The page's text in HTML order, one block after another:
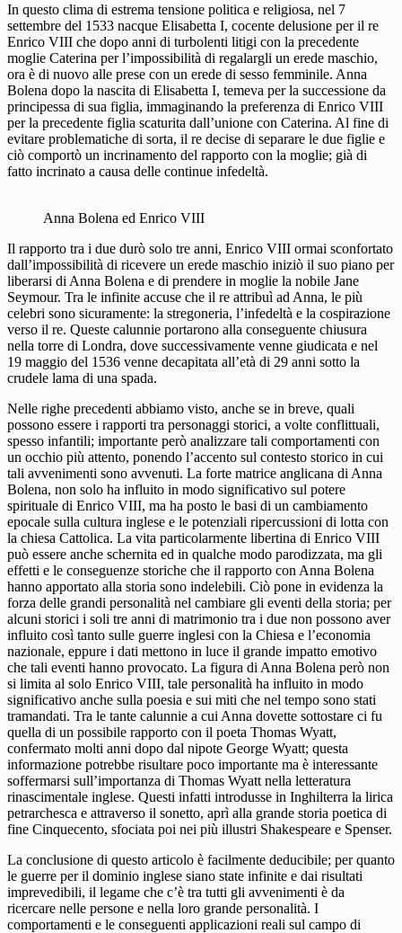
In questo clima di estrema tensione politica e religiosa, nel 7
settembre del 1533 nacque Elisabetta I, cocente delusione per il re
Enrico VIII che dopo anni di turbolenti litigi con la precedente
moglie Caterina per l’impossibilità di regalargli un erede maschio,
ora è di nuovo alle prese con un erede di sesso femminile. Anna
Bolena dopo la nascita di Elisabetta I, temeva per la successione da
principessa di sua figlia, immaginando la preferenza di Enrico VIII
per la precedente figlia scaturita dall’unione con Caterina. Al fine di
evitare problematiche di sorta, il re decise di separare le due figlie e
ciò comportò un incrinamento del rapporto con la moglie; già di
fatto incrinato a causa delle continue infedeltà.
Anna Bolena ed Enrico VIII
Il rapporto tra i due durò solo tre anni, Enrico VIII ormai sconfortato
dall’impossibilità di ricevere un erede maschio iniziò il suo piano per
liberarsi di Anna Bolena e di prendere in moglie la nobile Jane
Seymour. Tra le infinite accuse che il re attribuì ad Anna, le più
celebri sono sicuramente: la stregoneria, l’infedeltà e la cospirazione
verso il re. Queste calunnie portarono alla conseguente chiusura
nella torre di Londra, dove successivamente venne giudicata e nel
19 maggio del 1536 venne decapitata all’età di 29 anni sotto la
crudele lama di una spada.
Nelle righe precedenti abbiamo visto, anche se in breve, quali
possono essere i rapporti tra personaggi storici, a volte conflittuali,
spesso infantili; importante però analizzare tali comportamenti con
un occhio più attento, ponendo l’accento sul contesto storico in cui
tali avvenimenti sono avvenuti. La forte matrice anglicana di Anna
Bolena, non solo ha influito in modo significativo sul potere
spirituale di Enrico VIII, ma ha posto le basi di un cambiamento
epocale sulla cultura inglese e le potenziali ripercussioni di lotta con
la chiesa Cattolica. La vita particolarmente libertina di Enrico VIII
può essere anche schernita ed in qualche modo parodizzata, ma gli
effetti e le conseguenze storiche che il rapporto con Anna Bolena
hanno apportato alla storia sono indelebili. Ciò pone in evidenza la
forza delle grandi personalità nel cambiare gli eventi della storia; per
alcuni storici i soli tre anni di matrimonio tra i due non possono aver
influito così tanto sulle guerre inglesi con la Chiesa e l’economia
nazionale, eppure i dati mettono in luce il grande impatto emotivo
che tali eventi hanno provocato. La figura di Anna Bolena però non
si limita al solo Enrico VIII, tale personalità ha influito in modo
significativo anche sulla poesia e sui miti che nel tempo sono stati
tramandati. Tra le tante calunnie a cui Anna dovette sottostare ci fu
quella di un possibile rapporto con il poeta Thomas Wyatt,
confermato molti anni dopo dal nipote George Wyatt; questa
informazione potrebbe risultare poco importante ma è interessante
soffermarsi sull’importanza di Thomas Wyatt nella letteratura
rinascimentale inglese. Questi infatti introdusse in Inghilterra la lirica
petrarchesca e attraverso il sonetto, aprì alla grande storia poetica di
fine Cinquecento, sfociata poi nei più illustri Shakespeare e Spenser.
La conclusione di questo articolo è facilmente deducibile; per quanto
le guerre per il dominio inglese siano state infinite e dai risultati
imprevedibili, il legame che c’è tra tutti gli avvenimenti è da
ricercare nelle persone e nella loro grande personalità. I
comportamenti e le conseguenti applicazioni reali sul campo di